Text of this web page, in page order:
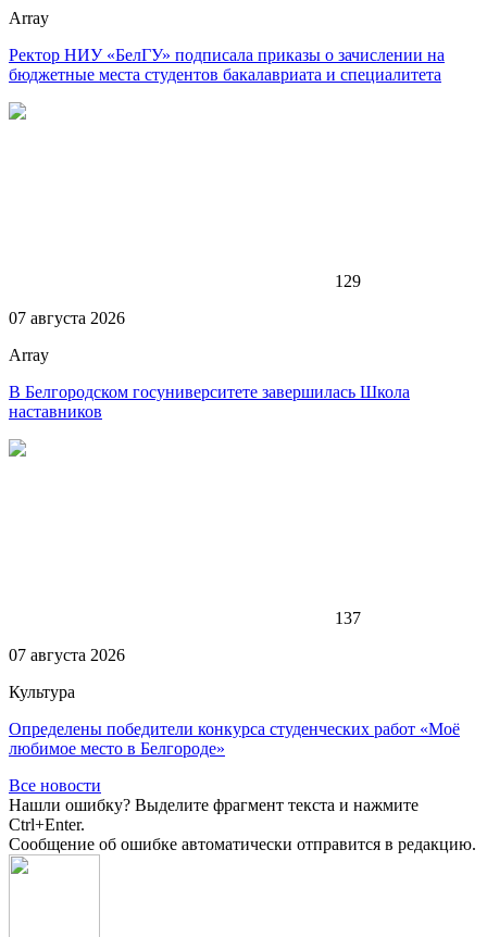
Array
Ректор НИУ «БелГУ» подписала приказы о зачислении на
бюджетные места студентов бакалавриата и специалитета
129
07 августа 2026
Array
В Белгородском госуниверситете завершилась Школа
наставников
137
07 августа 2026
Культура
Определены победители конкурса студенческих работ «Моё
любимое место в Белгороде»
Все новости
Нашли ошибку? Выделите фрагмент текста и нажмите
Ctrl+Enter.
Сообщение об ошибке автоматически отправится в редакцию.